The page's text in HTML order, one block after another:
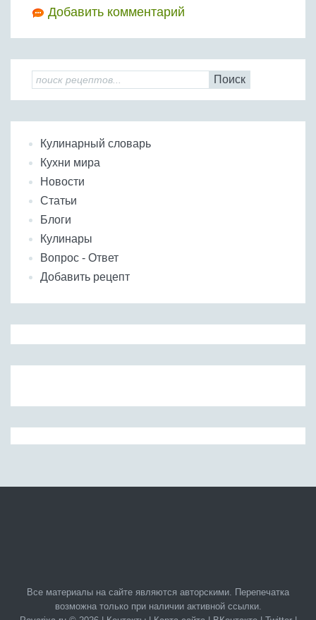
Добавить комментарий
Поиск
Кулинарный словарь
Кухни мира
Новости
Статьи
Блоги
Кулинары
Вопрос - Ответ
Добавить рецепт
Все материалы на сайте являются авторскими. Перепечатка
возможна только при наличии активной ссылки.